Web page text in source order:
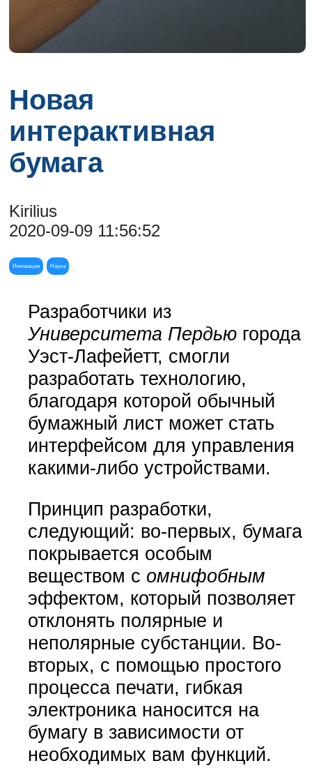
Новая
интерактивная
бумага
Kirilius
2020-09-09 11:56:52
Инновация Наука
Разработчики из
Университета Пердьюгорода
Уэст-Лафейетт, смогли
разработать технологию,
благодаря которой обычный
бумажный лист может стать
интерфейсом для управления
какими-либо устройствами.
Принцип разработки,
следующий: во-первых, бумага
покрывается особым
веществом с омнифобным
эффектом, который позволяет
отклонять полярные и
неполярные субстанции. Во-
вторых, с помощью простого
процесса печати, гибкая
электроника наносится на
бумагу в зависимости от
необходимых вам функций.